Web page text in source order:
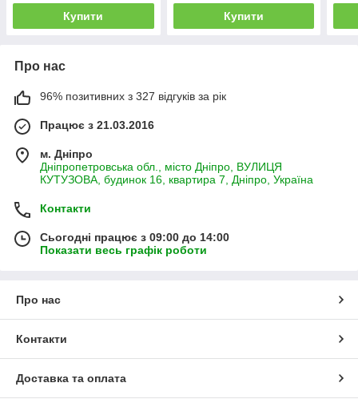
Купити Купити
Про нас
96% позитивних з 327 відгуків за рік
Працює з 21.03.2016
м. Дніпро
Дніпропетровська обл., місто Дніпро, ВУЛИЦЯ
КУТУЗОВА, будинок 16, квартира 7, Дніпро, Україна
Контакти
Сьогодні працює з 09:00 до 14:00
Показати весь графік роботи
Про нас
Контакти
Доставка та оплата